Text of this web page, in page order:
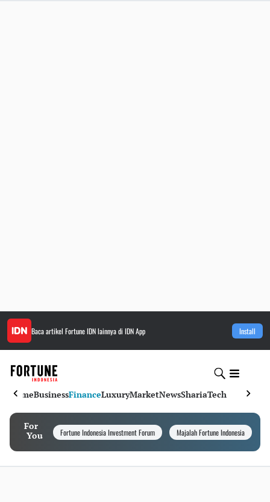
Baca artikel Fortune IDNlainnya di IDN App Install
HomeBusinessFinanceLuxuryMarketNewsShariaTech
For
You
Fortune Indonesia Investment Forum Majalah Fortune Indonesia